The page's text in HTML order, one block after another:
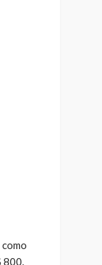
800.